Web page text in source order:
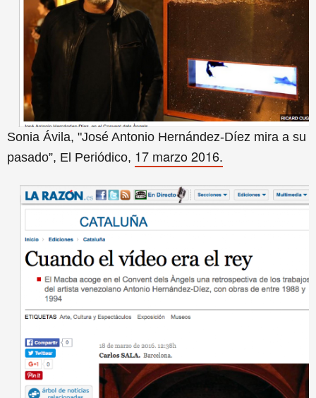
Sonia Ávila, "José Antonio Hernández-Díez mira a su
pasado”, El Periódico, 17 marzo 2016.